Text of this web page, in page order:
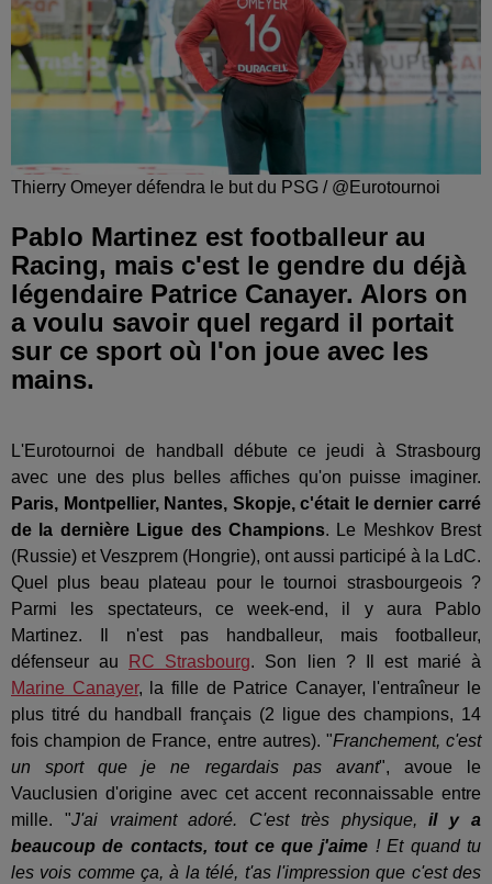
Thierry Omeyer défendra le but du PSG / @Eurotournoi
Pablo Martinez est footballeur au
Racing, mais c'est le gendre du déjà
légendaire Patrice Canayer. Alors on
a voulu savoir quel regard il portait
sur ce sport où l'on joue avec les
mains.
L'Eurotournoi de handball débute ce jeudi à Strasbourg
avec une des plus belles affiches qu'on puisse imaginer.
Paris, Montpellier, Nantes, Skopje, c'était le dernier carré
de la dernière Ligue des Champions. Le Meshkov Brest
(Russie) et Veszprem (Hongrie), ont aussi participé à la LdC.
Quel plus beau plateau pour le tournoi strasbourgeois ?
Parmi les spectateurs, ce week-end, il y aura Pablo
Martinez. Il n'est pas handballeur, mais footballeur,
défenseur au
RC Strasbourg. Son lien ? Il est marié à
Marine Canayer, la fille de Patrice Canayer, l'entraîneur le
plus titré du handball français (2 ligue des champions, 14
fois champion de France, entre autres). "Franchement, c'est
un sport que je ne regardais pas avant", avoue le
Vauclusien d'origine avec cet accent reconnaissable entre
mille. "J'ai vraiment adoré. C'est très physique,il y a
beaucoup de contacts, tout ce que j'aime ! Et quand tu
les vois comme ça, à la télé, t'as l'impression que c'est des